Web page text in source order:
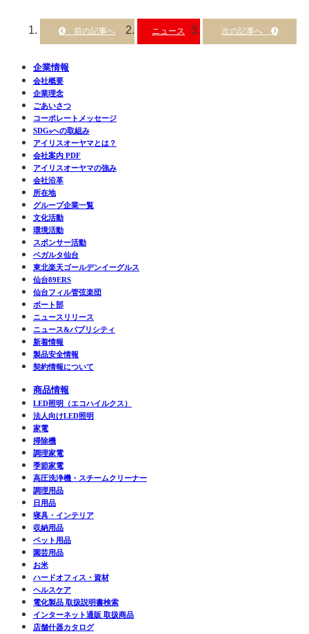
ニュース
企業情報
会社概要
企業理念
ごあいさつ
コーポレートメッセージ
SDGsへの取組み
アイリスオーヤマとは？
会社案内 PDF
アイリスオーヤマの強み
会社沿革
所在地
グループ企業一覧
文化活動
環境活動
スポンサー活動
ベガルタ仙台
東北楽天ゴールデンイーグルス
仙台89ERS
仙台フィル管弦楽団
ボート部
ニュースリリース
ニュース&パブリシティ
新着情報
製品安全情報
契約情報について
商品情報
LED照明（エコハイルクス）
法人向けLED照明
家電
掃除機
調理家電
季節家電
高圧洗浄機・スチームクリーナー
調理用品
日用品
寝具・インテリア
収納用品
ペット用品
園芸用品
お米
ハードオフィス・資材
ヘルスケア
電化製品 取扱説明書検索
インターネット通販 取扱商品
店舗什器カタログ